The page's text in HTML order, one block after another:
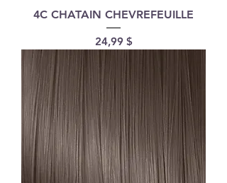
4C CHATAIN CHEVREFEUILLE
Prix
24,99 $